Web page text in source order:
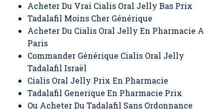
Acheter Du Vrai Cialis Oral Jelly Bas Prix
Tadalafil Moins Cher Générique
Acheter Du Cialis Oral Jelly En Pharmacie A
Paris
Commander Générique Cialis Oral Jelly
Tadalafil Israël
Cialis Oral Jelly Prix En Pharmacie
Tadalafil Generique En Pharmacie Prix
Ou Acheter Du Tadalafil Sans Ordonnance